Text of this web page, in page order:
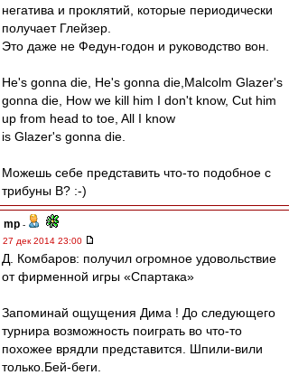
негатива и проклятий, которые периодически
получает Глейзер.
Это даже не Федун-годон и руководство вон.
He's gonna die, He's gonna die,Malcolm Glazer's
gonna die, How we kill him I don't know, Cut him
up from head to toe, All I know
is Glazer's gonna die.
Можешь себе представить что-то подобное с
трибуны В? :-)
mp -
27 дек 2014 23:00
Д. Комбаров: получил огромное удовольствие
от фирменной игры «Спартака»
Запоминай ощущения Дима ! До следующего
турнира возможность поиграть во что-то
похожее врядли представится. Шпили-вили
только.Бей-беги.